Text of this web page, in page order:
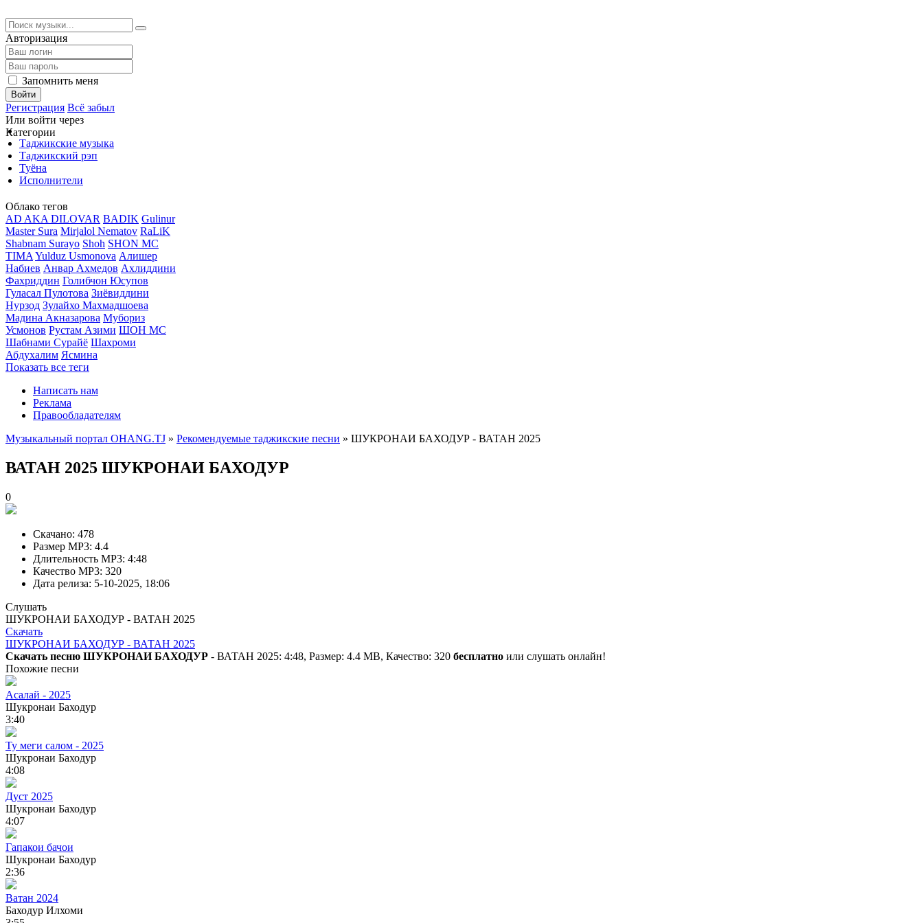
Авторизация
Запомнить меня
Войти
Регистрация Всё забыл
Или войти через
Категории
Таджикские музыка
Таджикский рэп
Туёна
Исполнители
Облако тегов
AD AKA DILOVAR BADIK Gulinur
Master Sura Mirjalol Nematov RaLiK
Shabnam Surayo Shoh SHON MC
TIMA Yulduz Usmonova Алишер
Набиев Анвар Ахмедов Ахлиддини
Фахриддин Голибчон Юсупов
Гуласал Пулотова Зиёвиддини
Нурзод Зулайхо Махмадшоева
Мадина Акназарова Мубориз
Усмонов Рустам Азими ШОН МС
Шабнами Сурайё Шахроми
Абдухалим Ясмина
Показать все теги
Написать нам
Реклама
Правообладателям
Музыкальный портал OHANG.TJ » Рекомендуемые таджикские песни » ШУКРОНАИ БАХОДУР - ВАТАН 2025
ВАТАН 2025 ШУКРОНАИ БАХОДУР
0
Скачано: 478
Размер MP3: 4.4
Длительность MP3: 4:48
Качество MP3: 320
Дата релиза: 5-10-2025, 18:06
Слушать
ШУКРОНАИ БАХОДУР - ВАТАН 2025
Скачать
ШУКРОНАИ БАХОДУР - ВАТАН 2025
Скачать песню ШУКРОНАИ БАХОДУР - ВАТАН 2025: 4:48, Размер: 4.4 MB, Качество: 320 бесплатно или слушать онлайн!
Похожие песни
Асалай - 2025
Шукронаи Баходур
3:40
Ту меги салом - 2025
Шукронаи Баходур
4:08
Дуст 2025
Шукронаи Баходур
4:07
Гапакои бачои
Шукронаи Баходур
2:36
Ватан 2024
Баходур Илхоми